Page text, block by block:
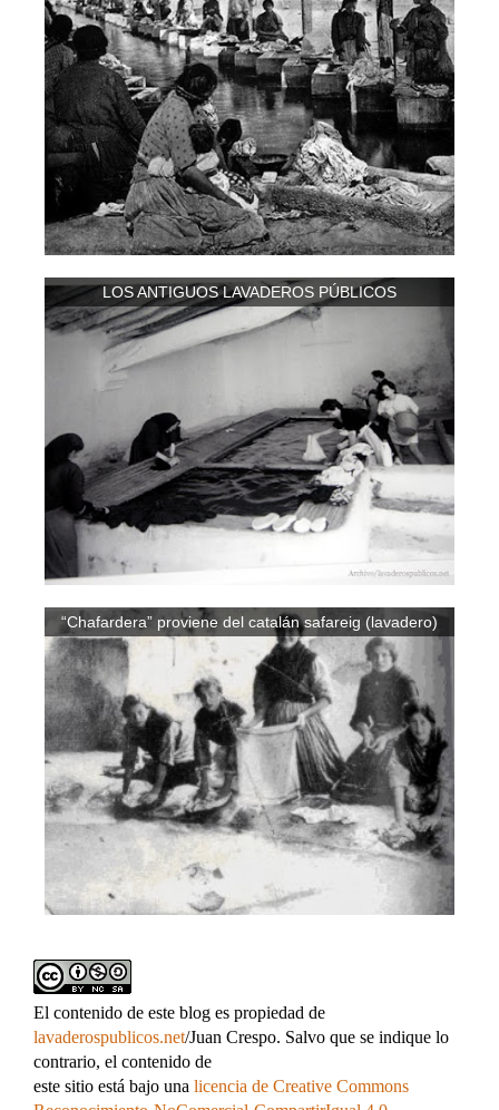
LOS ANTIGUOS LAVADEROS PÚBLICOS
“Chafardera” proviene del catalán safareig (lavadero)
El contenido de este blog es propiedad de
lavaderospublicos.net/Juan Crespo. Salvo que se indique lo
contrario, el contenido de
este sitio está bajo una licencia de Creative Commons